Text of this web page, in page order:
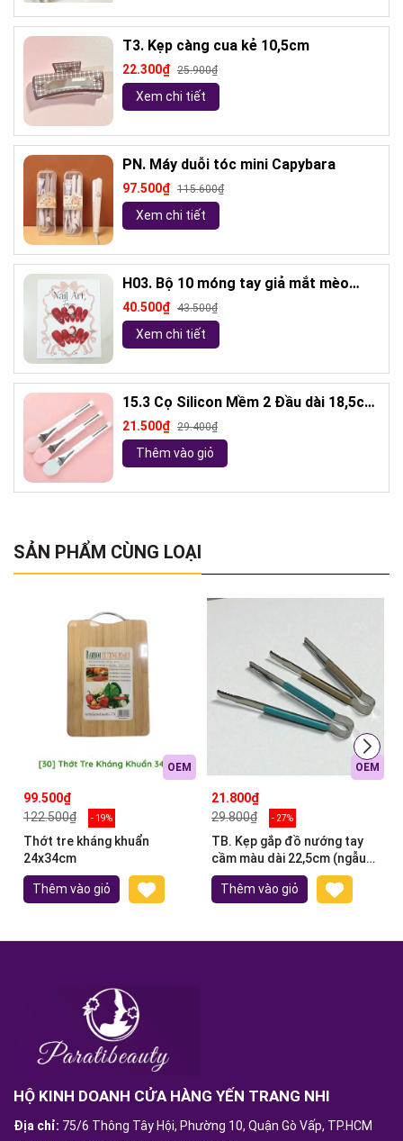
T3. Kẹp càng cua kẻ 10,5cm
22.300₫ 25.900₫
Xem chi tiết
PN. Máy duỗi tóc mini Capybara
97.500₫ 115.600₫
Xem chi tiết
H03. Bộ 10 móng tay giả mắt mèo
kèm keo và giũa móng (ngẫu nhiên)
40.500₫ 43.500₫
Xem chi tiết
15.3 Cọ Silicon Mềm 2 Đầu dài 18,5cm
( ngẫu nhiên)
21.500₫ 29.400₫
Thêm vào giỏ
SẢN PHẨM CÙNG LOẠI
OEM
99.500₫
122.500₫
- 19%
Thớt tre kháng khuẩn
24x34cm
Thêm vào giỏ
OEM
21.800₫
29.800₫
- 27%
TB. Kẹp gắp đồ nướng tay
cầm màu dài 22,5cm (ngẫu
nhiên)
Thêm vào giỏ
HỘ KINH DOANH CỬA HÀNG YẾN TRANG NHI
Địa chỉ: 75/6 Thông Tây Hội, Phường 10, Quận Gò Vấp, TP.HCM